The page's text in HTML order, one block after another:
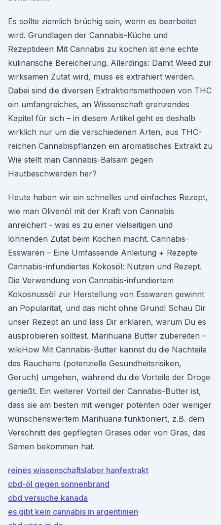
Es sollte ziemlich brüchig sein, wenn es bearbeitet
wird. Grundlagen der Cannabis-Küche und
Rezeptideen Mit Cannabis zu kochen ist eine echte
kulinarische Bereicherung. Allerdings: Damit Weed zur
wirksamen Zutat wird, muss es extrahiert werden.
Dabei sind die diversen Extraktionsmethoden von THC
ein umfangreiches, an Wissenschaft grenzendes
Kapitel für sich – in diesem Artikel geht es deshalb
wirklich nur um die verschiedenen Arten, aus THC-
reichen Cannabispflanzen ein aromatisches Extrakt zu
Wie stellt man Cannabis-Balsam gegen
Hautbeschwerden her?
Heute haben wir ein schnelles und einfaches Rezept,
wie man Olivenöl mit der Kraft von Cannabis
anreichert - was es zu einer vielseitigen und
lohnenden Zutat beim Kochen macht. Cannabis-
Esswaren – Eine Umfassende Anleitung + Rezepte
Cannabis-infundiertes Kokosöl: Nutzen und Rezept.
Die Verwendung von Cannabis-infundiertem
Kokosnussöl zur Herstellung von Esswaren gewinnt
an Popularität, und das nicht ohne Grund! Schau Dir
unser Rezept an und lass Dir erklären, warum Du es
ausprobieren solltest. Marihuana Butter zubereiten –
wikiHow Mit Cannabis-Butter kannst du die Nachteile
des Rauchens (potenzielle Gesundheitsrisiken,
Geruch) umgehen, während du die Vorteile der Droge
genießt. Ein weiterer Vorteil der Cannabis-Butter ist,
dass sie am besten mit weniger potenten oder weniger
wünschenswertem Marihuana funktioniert, z.B. dem
Verschnitt des gepflegten Grases oder von Gras, das
Samen bekommen hat.
reines wissenschaftslabor hanfextrakt
cbd-öl gegen sonnenbrand
cbd versuche kanada
es gibt kein cannabis in argentinien